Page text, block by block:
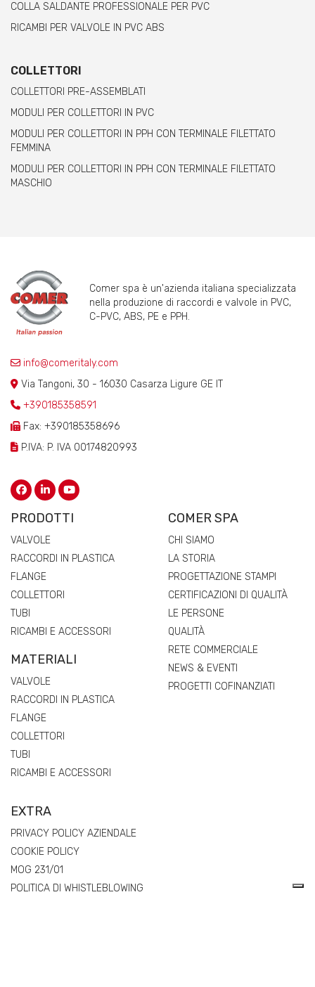
COLLA SALDANTE PROFESSIONALE PER PVC
RICAMBI PER VALVOLE IN PVC ABS
COLLETTORI
COLLETTORI PRE-ASSEMBLATI
MODULI PER COLLETTORI IN PVC
MODULI PER COLLETTORI IN PPH CON TERMINALE FILETTATO
FEMMINA
MODULI PER COLLETTORI IN PPH CON TERMINALE FILETTATO
MASCHIO
Comer spa è un'azienda italiana specializzata
nella produzione di raccordi e valvole in PVC,
C-PVC, ABS, PE e PPH.
info@comeritaly.com
Via Tangoni, 30 - 16030 Casarza Ligure GE IT
+390185358591
Fax: +390185358696
P.IVA: P. IVA 00174820993
PRODOTTI
VALVOLE
RACCORDI IN PLASTICA
FLANGE
COLLETTORI
TUBI
RICAMBI E ACCESSORI
MATERIALI
VALVOLE
RACCORDI IN PLASTICA
FLANGE
COLLETTORI
TUBI
RICAMBI E ACCESSORI
COMER SPA
CHI SIAMO
LA STORIA
PROGETTAZIONE STAMPI
CERTIFICAZIONI DI QUALITÀ
LE PERSONE
QUALITÀ
RETE COMMERCIALE
NEWS & EVENTI
PROGETTI COFINANZIATI
EXTRA
PRIVACY POLICY AZIENDALE
COOKIE POLICY
MOG 231/01
POLITICA DI WHISTLEBLOWING